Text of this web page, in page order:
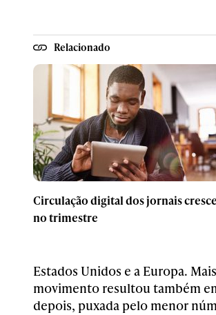
Relacionado
Circulação digital dos jornais cresce
no trimestre
Estados Unidos e a Europa.
movimento resultou também
depois, puxada pelo menor